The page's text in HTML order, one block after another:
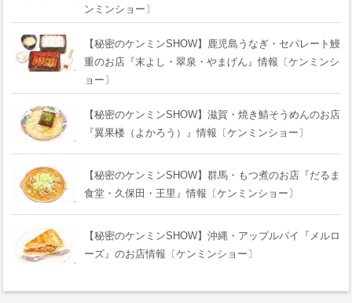
ンミンショー〕
【秘密のケンミンSHOW】鹿児島うなぎ・セパレート鰻
重のお店『末よし・翠泉・やまげん』情報〔ケンミンシ
ョー〕
【秘密のケンミンSHOW】滋賀・焼き鯖そうめんのお店
『翼果楼（よかろう）』情報〔ケンミンショー〕
【秘密のケンミンSHOW】群馬・もつ煮のお店『だるま
食堂・久保田・王里』情報〔ケンミンショー〕
【秘密のケンミンSHOW】沖縄・アップルパイ『メルロ
ーズ』のお店情報〔ケンミンショー〕